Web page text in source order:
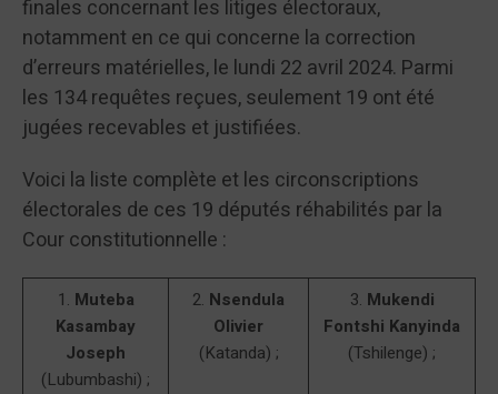
finales concernant les litiges électoraux,
notamment en ce qui concerne la correction
d’erreurs matérielles, le lundi 22 avril 2024. Parmi
les 134 requêtes reçues, seulement 19 ont été
jugées recevables et justifiées.
Voici la liste complète et les circonscriptions
électorales de ces 19 députés réhabilités par la
Cour constitutionnelle :
1. Muteba
Kasambay
Joseph
(Lubumbashi) ;
2. Nsendula
Olivier
(Katanda) ;
3. Mukendi
Fontshi Kanyinda
(Tshilenge) ;